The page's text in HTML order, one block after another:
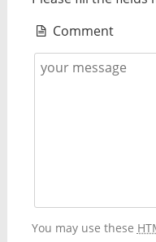
Comment
You may use these